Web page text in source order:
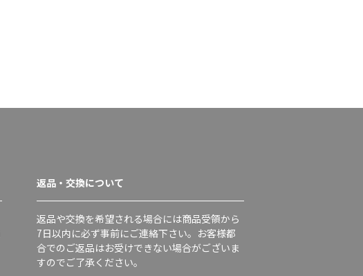
返品・交換について
返品や交換を希望される場合には商品受領から
7日以内に必ず事前にご連絡下さい。お客様都
合でのご返品はお受けできない場合がございま
すのでご了承ください。